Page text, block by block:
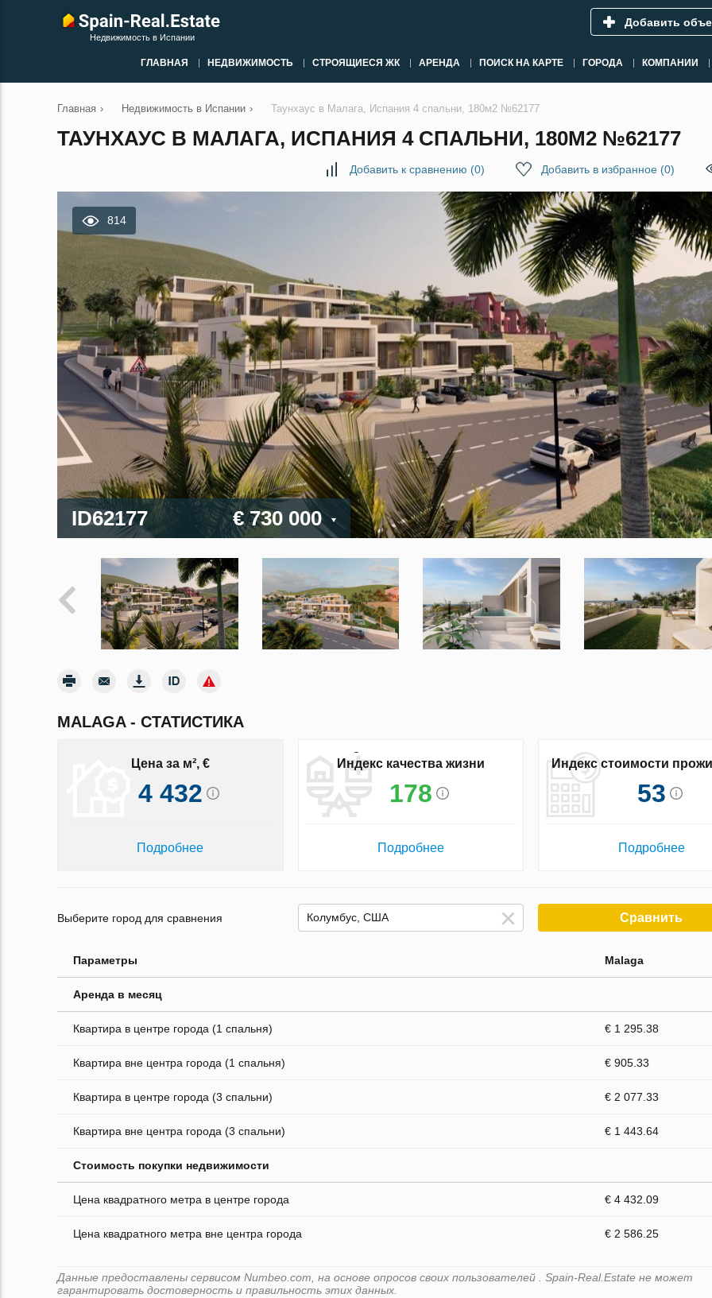
Недвижимость в Испании
Добавить
ГЛАВНАЯ НЕДВИЖИМОСТЬ СТРОЯЩИЕСЯ ЖК АРЕНДА ПОИСК НА КАРТЕ ГОРОДА КОМПАНИИ
Главная › Недвижимость в Испании › Таунхаус в Малага, Испания 4 спальни, 180м2 №62177
ТАУНХАУС В МАЛАГА, ИСПАНИЯ 4 СПАЛЬНИ, 180М2 №62177
Добавить к сравнению (0) Добавить в избранное (0)
814
ID62177 € 730 000
MALAGA - СТАТИСТИКА
Цена за м², €
4 432
Подробнее
Индекс качества жизни
178
Подробнее
Индекс стоимости
53
Подробнее
Выберите город для сравнения Сравнить
Параметры Malaga
Аренда в месяц
Квартира в центре города (1 спальня) € 1 295.38
Квартира вне центра города (1 спальня) € 905.33
Квартира в центре города (3 спальни) € 2 077.33
Квартира вне центра города (3 спальни) € 1 443.64
Стоимость покупки недвижимости
Цена квадратного метра в центре города € 4 432.09
Цена квадратного метра вне центра города € 2 586.25
Данные предоставлены сервисом Numbeo.com, на основе опросов своих пользователей . Spain-Real.Estate не может
гарантировать достоверность и правильность этих данных.